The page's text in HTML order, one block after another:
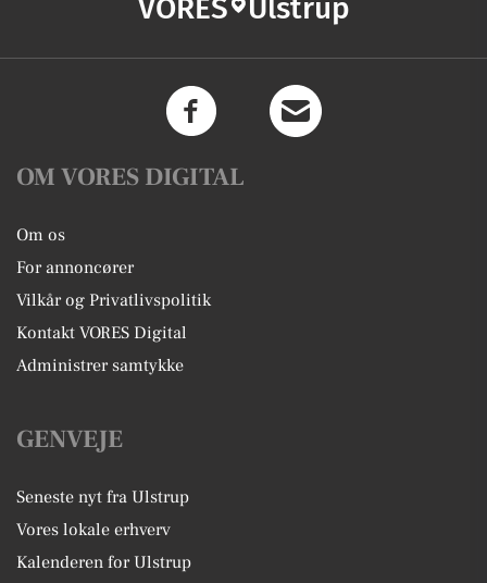
VORES Ulstrup
OM VORES DIGITAL
Om os
For annoncører
Vilkår og Privatlivspolitik
Kontakt VORES Digital
Administrer samtykke
GENVEJE
Seneste nyt fra Ulstrup
Vores lokale erhverv
Kalenderen for Ulstrup